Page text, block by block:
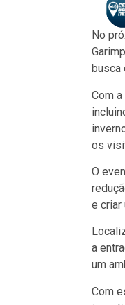
No
busca
Com
os
O
e criar
a
um
Com